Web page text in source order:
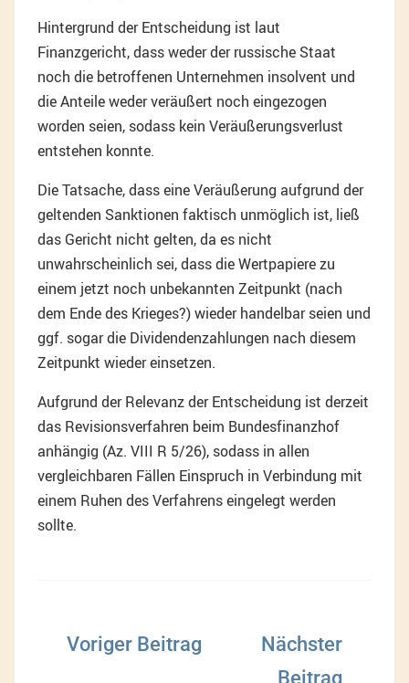
Hintergrund der Entscheidung ist laut
Finanzgericht, dass weder der russische Staat
noch die betroffenen Unternehmen insolvent und
die Anteile weder veräußert noch eingezogen
worden seien, sodass kein Veräußerungsverlust
entstehen konnte.
Die Tatsache, dass eine Veräußerung aufgrund der
geltenden Sanktionen faktisch unmöglich ist, ließ
das Gericht nicht gelten, da es nicht
unwahrscheinlich sei, dass die Wertpapiere zu
einem jetzt noch unbekannten Zeitpunkt (nach
dem Ende des Krieges?) wieder handelbar seien und
ggf. sogar die Dividendenzahlungen nach diesem
Zeitpunkt wieder einsetzen.
Aufgrund der Relevanz der Entscheidung ist derzeit
das Revisionsverfahren beim Bundesfinanzhof
anhängig (Az. VIII R 5/26), sodass in allen
vergleichbaren Fällen Einspruch in Verbindung mit
einem Ruhen des Verfahrens eingelegt werden
sollte.